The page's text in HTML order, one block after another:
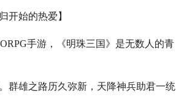
开始的热爱】
手游，《明珠三国》是无数人的青
群雄之路历久弥新，天降神兵助君一统